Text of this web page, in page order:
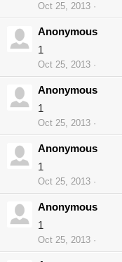
Oct 25, 2013
Anonymous
1
Oct 25, 2013
Anonymous
1
Oct 25, 2013
Anonymous
1
Oct 25, 2013
Anonymous
1
Oct 25, 2013